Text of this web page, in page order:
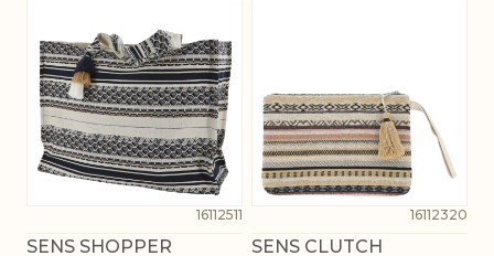
16112511
SENS SHOPPER
16112320
SENS CLUTCH